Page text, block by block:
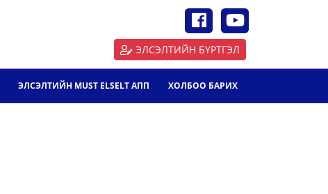
ЭЛСЭЛТИЙН БҮРТГЭЛ
ЭЛСЭЛТИЙН MUST ELSELT АПП ХОЛБОО БАРИХ